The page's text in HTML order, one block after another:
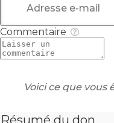
Commentaire
Voici ce que vous
Résumé du don